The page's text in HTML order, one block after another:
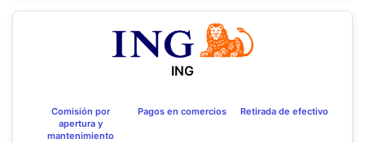
ING
Comisión por
apertura y
mantenimiento
Pagos en comercios Retirada de efectivo